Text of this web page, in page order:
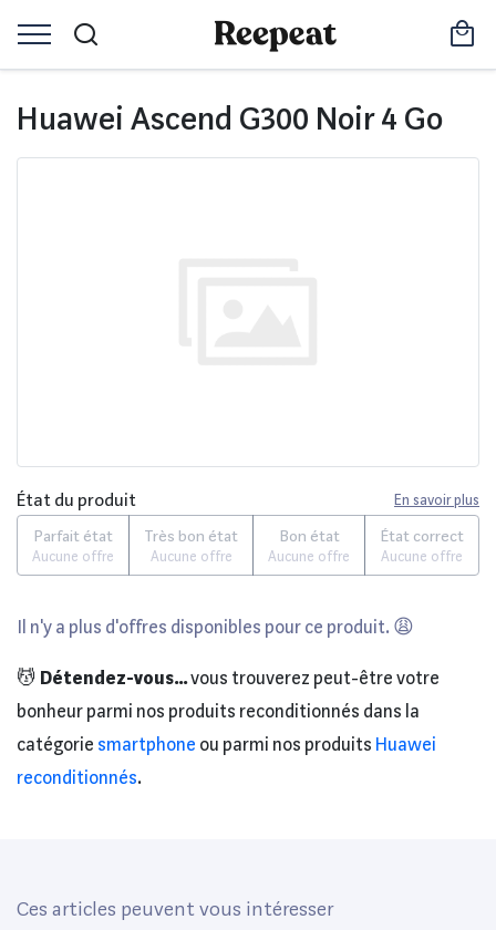
Huawei Ascend G300 Noir 4 Go
État du produit En savoir plus
Parfait état
Aucune offre
Très bon état
Aucune offre
Bon état
Aucune offre
État correct
Aucune offre
Il n'y a plus d'offres disponibles pour ce produit. 😩
💆 Détendez-vous...vous trouverez peut-être votre
bonheur parmi nos produits reconditionnés dans la
catégorie smartphone ou parmi nos produits Huawei
reconditionnés.
Ces articles peuvent vous intéresser